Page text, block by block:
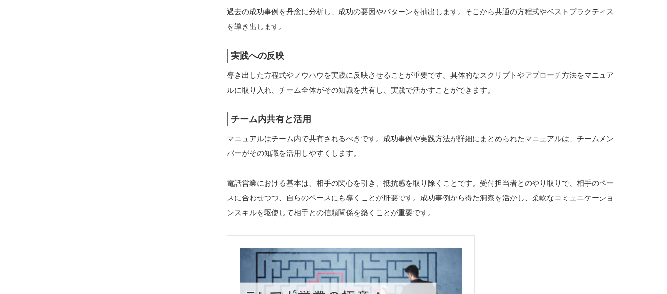
過去の成功事例を丹念に分析し、成功の要因やパターンを抽出します。そこから共通の方程式やベストプラクティス
を導き出します。
実践への反映
導き出した方程式やノウハウを実践に反映させることが重要です。具体的なスクリプトやアプローチ方法をマニュア
ルに取り入れ、チーム全体がその知識を共有し、実践で活かすことができます。
チーム内共有と活用
マニュアルはチーム内で共有されるべきです。成功事例や実践方法が詳細にまとめられたマニュアルは、チームメン
バーがその知識を活用しやすくします。
電話営業における基本は、相手の関心を引き、抵抗感を取り除くことです。受付担当者とのやり取りで、相手のペー
スに合わせつつ、自らのペースにも導くことが肝要です。成功事例から得た洞察を活かし、柔軟なコミュニケーショ
ンスキルを駆使して相手との信頼関係を築くことが重要です。